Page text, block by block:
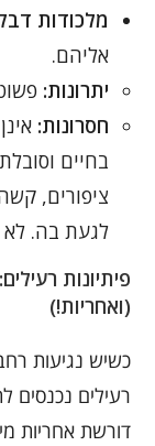
מלכודות
אליהם.
יתרונות:
חסרונות:
בחיים
ציפורים,
לגעת בה. לא
פיתיונות
(ואחריות!)
כשיש נגיעות
רעילים נכנסים
דורשת אחריות